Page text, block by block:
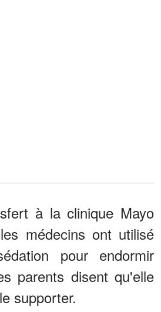
à la clinique Mayo
médecins ont utilisé
pour endormir
parents disent qu'elle
supporter.